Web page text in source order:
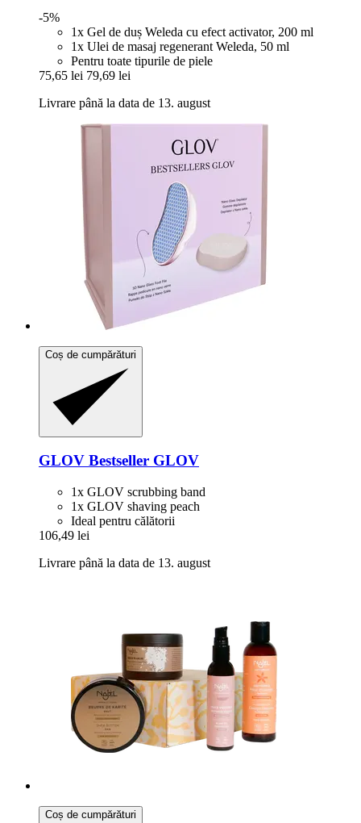
-5%
1x Gel de duș Weleda cu efect activator, 200 ml
1x Ulei de masaj regenerant Weleda, 50 ml
Pentru toate tipurile de piele
75,65 lei 79,69 lei
Livrare până la data de 13. august
Coș de cumpărături
GLOV Bestseller GLOV
1x GLOV scrubbing band
1x GLOV shaving peach
Ideal pentru călătorii
106,49 lei
Livrare până la data de 13. august
Coș de cumpărături